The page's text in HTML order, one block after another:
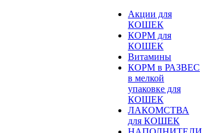
Акции для
КОШЕК
КОРМ для
КОШЕК
Витамины
КОРМ в РАЗВЕС
в мелкой
упаковке для
КОШЕК
ЛАКОМСТВА
для КОШЕК